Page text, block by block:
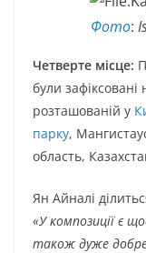
Фото:
Четверте місце:
були зафіксовані
розташованій у
парку,
область,
Ян Айналі
«У композиції є
також дуже добре